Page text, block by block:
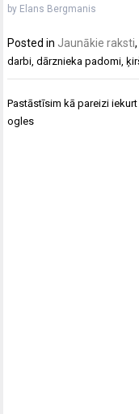
by Elans Bergmanis
Posted in Jaunākie raksti,
darbi ,dārznieka padomi
Post
navigation
Pastāstīsim kā pareizi
ogles